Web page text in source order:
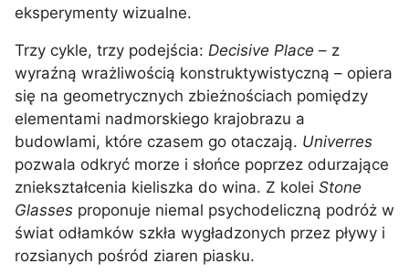
eksperymenty wizualne.
Trzy cykle, trzy podejścia: Decisive Place – z
wyraźną wrażliwością konstruktywistyczną – opiera
się na geometrycznych zbieżnościach pomiędzy
elementami nadmorskiego krajobrazu a
budowlami, które czasem go otaczają. Univerres
pozwala odkryć morze i słońce poprzez odurzające
zniekształcenia kieliszka do wina. Z kolei Stone
Glasses proponuje niemal psychodeliczną podróż w
świat odłamków szkła wygładzonych przez pływy i
rozsianych pośród ziaren piasku.